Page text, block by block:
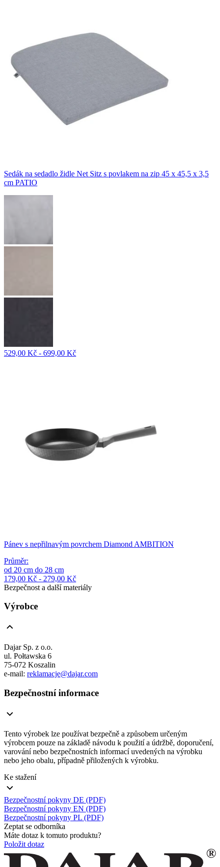
Sedák na sedadlo židle Net Sitz s povlakem na zip 45 x 45,5 x 3,5
cm PATIO
529,00 Kč - 699,00 Kč
Pánev s nepřilnavým povrchem Diamond AMBITION
Průměr:
od 20 cm do 28 cm
179,00 Kč - 279,00 Kč
Bezpečnost a další materiály
Výrobce
Dajar Sp. z o.o.
ul. Połtawska 6
75-072 Koszalin
e-mail: reklamacje@dajar.com
Bezpečnostní informace
Tento výrobek lze používat bezpečně a způsobem určeným
výrobcem pouze na základě návodu k použití a údržbě, doporučení,
varování nebo bezpečnostních informací uvedených na výrobku
nebo jeho obalu, případně přiložených k výrobku.
Ke stažení
Bezpečnostní pokyny DE (PDF)
Bezpečnostní pokyny EN (PDF)
Bezpečnostní pokyny PL (PDF)
Zeptat se odborníka
Máte dotaz k tomuto produktu?
Položit dotaz